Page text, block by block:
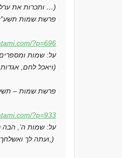
… ותכרות את ערלת בנה)
פרשת שמות
?p=696
ויאכל לחם, אגדות עמים)
פרשת שמות –
?p=933
ועתה לך ואשלחך, כבד פה וכבד לשון,)